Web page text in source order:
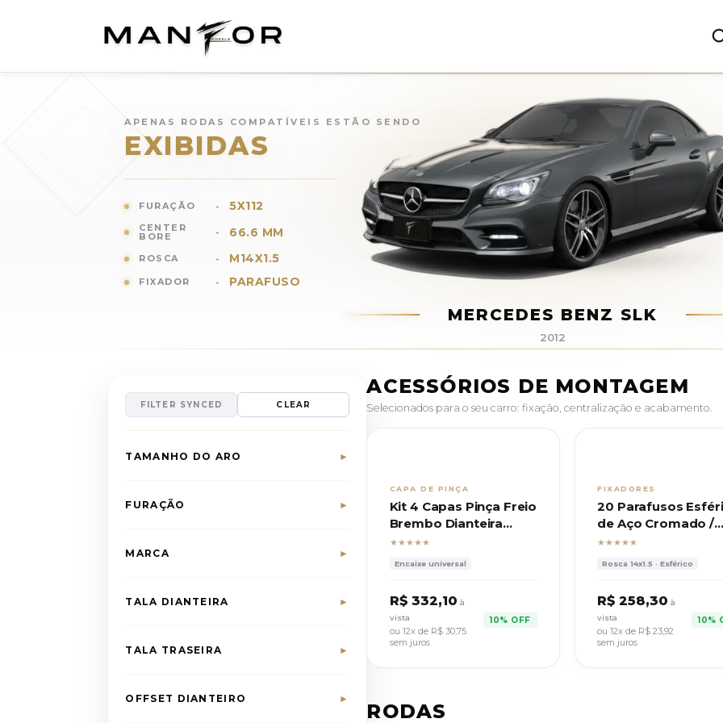
APENAS RODAS COMPATÍVEIS ESTÃO SENDO
EXIBIDAS
FURAÇÃO - 5X112
CENTER
BORE - 66.6 MM
ROSCA - M14X1.5
FIXADOR - PARAFUSO
MERCEDES BENZ SLK
2012
FILTER SYNCED CLEAR
TAMANHO DO ARO ►
FURAÇÃO ►
MARCA ►
TALA DIANTEIRA ►
TALA TRASEIRA ►
OFFSET DIANTEIRO ►
ACESSÓRIOS DE MONTAGEM
Selecionados para o seu carro: fixação, centralização e acabamento.
CAPA DE PINÇA
Kit 4 Capas Pinça Freio
Brembo Dianteira
Traseira C/ Trava
★★★★★
Encaixe universal
R$ 332,10 à
vista
ou 12x de R$ 30,75
sem juros
10% OFF
FIXADORES
20 Parafusos
de Aço Cromado /
Rosca 14x1,5 Chave
★★★★★
Rosca 14x1.5 · Esférico
R$ 258,30 à
vista
ou 12x de R$ 23,92
sem juros
10%
RODAS